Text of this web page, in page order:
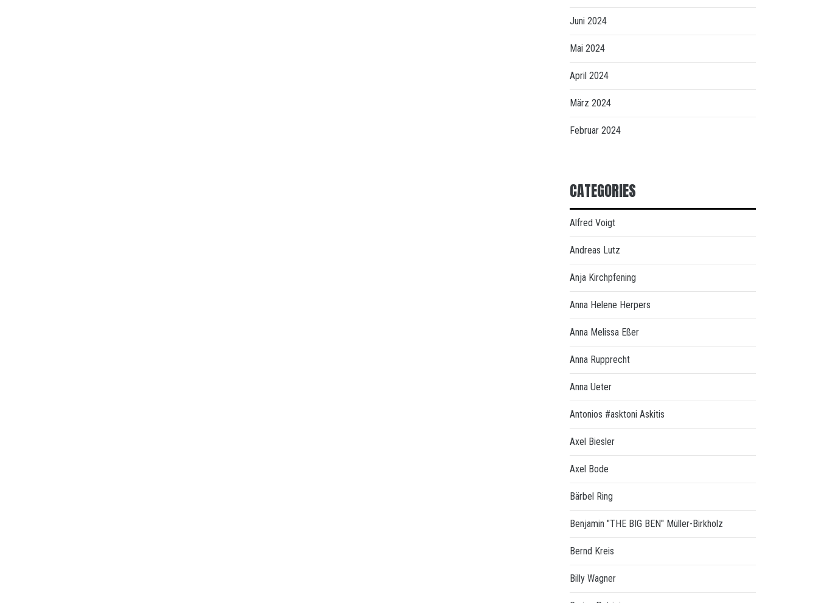
Juni 2024
Mai 2024
April 2024
März 2024
Februar 2024
CATEGORIES
Alfred Voigt
Andreas Lutz
Anja Kirchpfening
Anna Helene Herpers
Anna Melissa Eßer
Anna Rupprecht
Anna Ueter
Antonios #asktoni Askitis
Axel Biesler
Axel Bode
Bärbel Ring
Benjamin "THE BIG BEN" Müller-Birkholz
Bernd Kreis
Billy Wagner